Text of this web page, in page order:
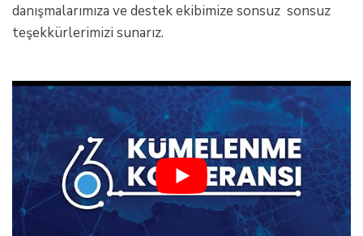
danışmalarımıza ve destek ekibimize sonsuz sonsuz
teşekkürlerimizi sunarız.